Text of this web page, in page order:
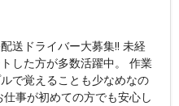
送ドライバー大募集!! 未経
した方が多数活躍中。 作業
で覚えることも少なめなの
事が初めての方でも安心し